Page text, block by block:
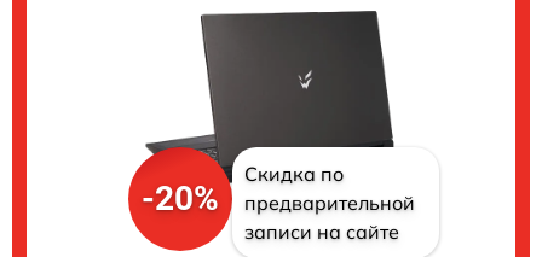
-20%
Скидка по
предварительной
записи на сайте